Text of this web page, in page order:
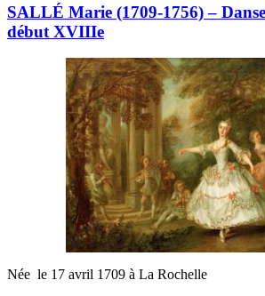
SALLÉ Marie (1709-1756) –
début XVIIIe
Née le 17 avril 1709 à La Rochelle